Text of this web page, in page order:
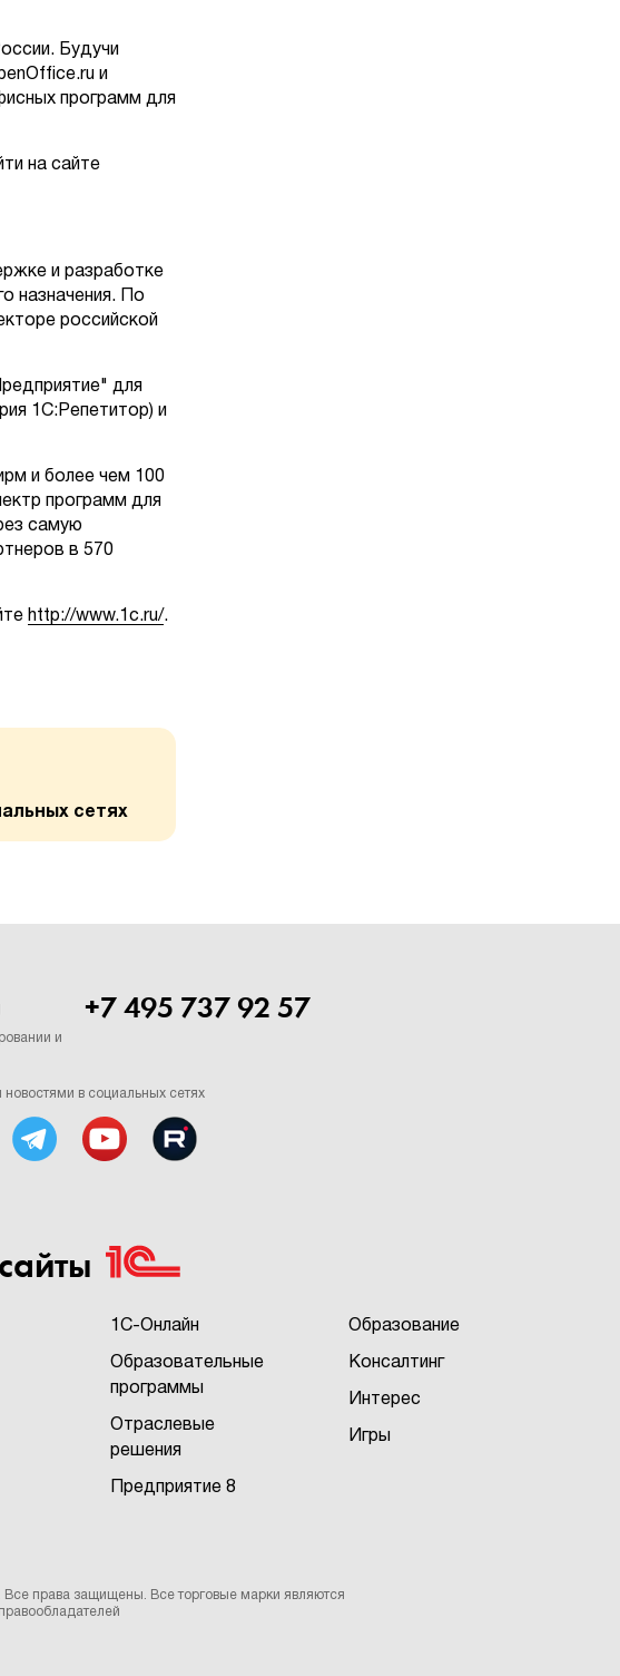
Будучи
и
программ для
на сайте
и разработке
назначения. По
российской
для
1С:Репетитор) и
и более чем 100
программ для
самую
в 570
http://www.1c.ru/.
сетях
+7 495 737 92 57
и
в социальных сетях
1С-Онлайн
Образовательные
программы
Отраслевые
решения
Предприятие 8
Образование
Консалтинг
Интерес
Игры
. Все права защищены. Все торговые марки являются